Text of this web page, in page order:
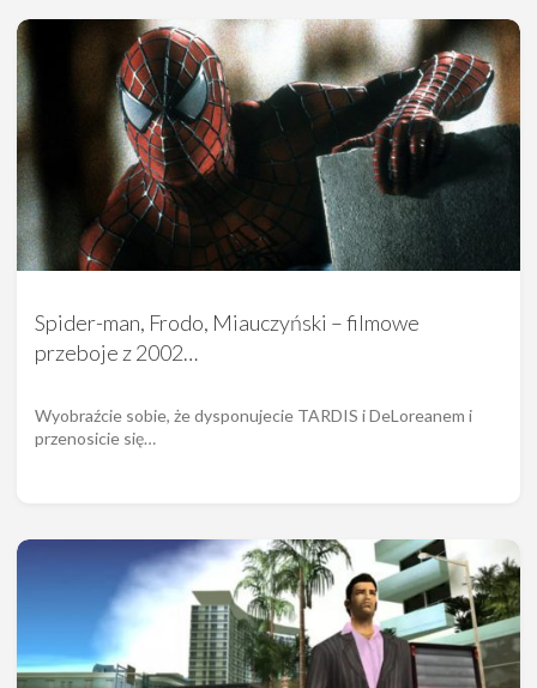
Spider-man, Frodo, Miauczyński – filmowe
przeboje z 2002…
Wyobraźcie sobie, że dysponujecie TARDIS i DeLoreanem i
przenosicie się…